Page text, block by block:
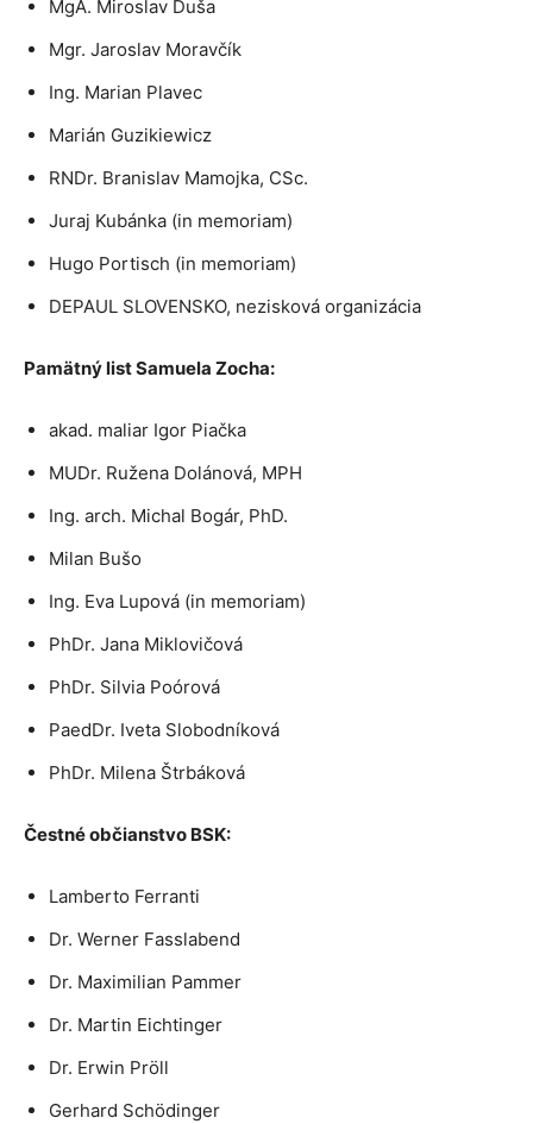
MgA. Miroslav Duša
Mgr. Jaroslav Moravčík
Ing. Marian Plavec
Marián Guzikiewicz
RNDr. Branislav Mamojka, CSc.
Juraj Kubánka (in memoriam)
Hugo Portisch (in memoriam)
DEPAUL SLOVENSKO, nezisková organizácia
Pamätný list Samuela Zocha:
akad. maliar Igor Piačka
MUDr. Ružena Dolánová, MPH
Ing. arch. Michal Bogár, PhD.
Milan Bušo
Ing. Eva Lupová (in memoriam)
PhDr. Jana Miklovičová
PhDr. Silvia Poórová
PaedDr. Iveta Slobodníková
PhDr. Milena Štrbáková
Čestné občianstvo BSK:
Lamberto Ferranti
Dr. Werner Fasslabend
Dr. Maximilian Pammer
Dr. Martin Eichtinger
Dr. Erwin Pröll
Gerhard Schödinger